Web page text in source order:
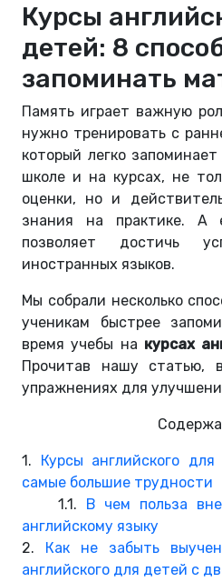
Курсы
детей: 8
запоминать
Память играет важную
нужно тренировать с
который легко
школе и на курсах, не
оценки, но и
знания на практике. А
позволяет достичь
иностранных языков.
Мы собрали несколько
ученикам быстрее
время учебы на курсах
Прочитав нашу статью,
упражнениях для
1.
Курсы английского
самые большие трудности
1.1.
В чем польза
английскому языку
2.
Как не забыть
английского для детей с